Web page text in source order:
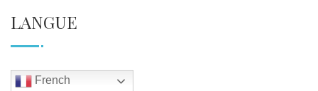
LANGUE
French